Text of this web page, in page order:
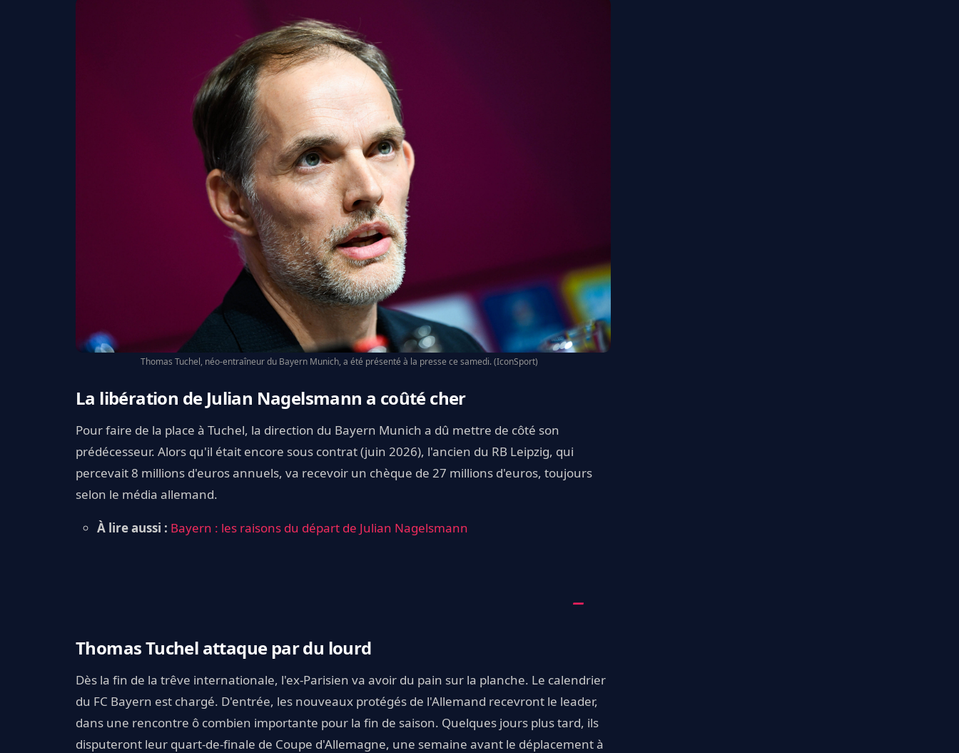
Thomas Tuchel, néo-entraîneur du Bayern Munich, a été présenté à la presse ce samedi. (IconSport)
La libération de Julian Nagelsmann a coûté cher
Pour faire de la place à Tuchel, la direction du Bayern Munich a dû mettre de côté son
prédécesseur. Alors qu'il était encore sous contrat (juin 2026), l'ancien du RB Leipzig, qui
percevait 8 millions d'euros annuels, va recevoir un chèque de 27 millions d'euros, toujours
selon le média allemand.
À lire aussi : Bayern : les raisons du départ de Julian Nagelsmann
Thomas Tuchel attaque par du lourd
Dès la fin de la trêve internationale, l'ex-Parisien va avoir du pain sur la planche. Le calendrier
du FC Bayern est chargé. D'entrée, les nouveaux protégés de l'Allemand recevront le leader,
dans une rencontre ô combien importante pour la fin de saison. Quelques jours plus tard, ils
disputeront leur quart-de-finale de Coupe d'Allemagne, une semaine avant le déplacement à